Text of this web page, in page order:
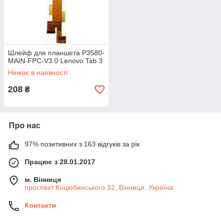
Шлейф для планшета P3580-
MAIN-FPC-V3.0 Lenovo Tab 3
Немає в наявності
208 ₴
Про нас
97% позитивних з 163 відгуків за рік
Працює з 28.01.2017
м. Вінниця
проспект Коцюбинського 32, Вінниця, Україна
Контакти